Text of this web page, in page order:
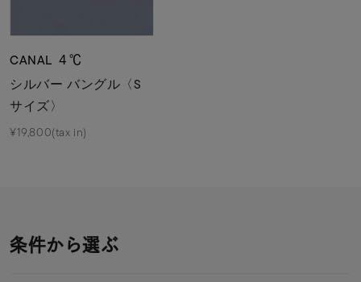
CANAL ４℃
シルバー バングル〈S
サイズ〉
¥19,800(tax in)
条件から選ぶ